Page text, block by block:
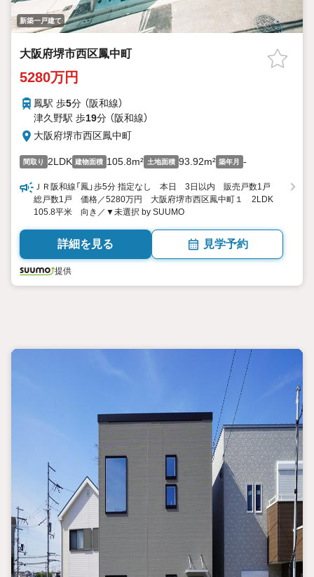
新築一戸建て
大阪府堺市西区鳳中町
5280万円
鳳駅 歩5分 （阪和線）
津久野駅 歩19分 （阪和線）
大阪府堺市西区鳳中町
間取り 2LDK 建物面積 105.8m² 土地面積 93.92m² 築年月 -
ＪＲ阪和線「鳳」歩5分 指定なし 本日 3日以内 販売戸数1戸
総戸数1戸 価格／5280万円 大阪府堺市西区鳳中町１ 2LDK
105.8平米 向き／▼未選択 by SUUMO
詳細を見る 見学予約
提供